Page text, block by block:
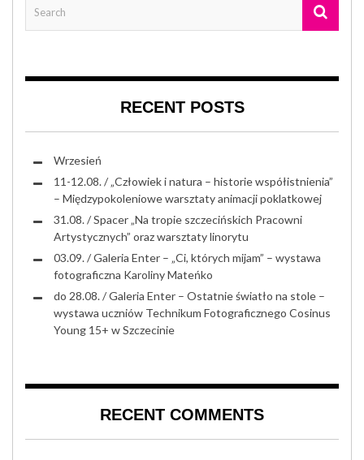
RECENT POSTS
Wrzesień
11-12.08. / „Człowiek i natura – historie współistnienia”
– Międzypokoleniowe warsztaty animacji poklatkowej
31.08. / Spacer „Na tropie szczecińskich Pracowni
Artystycznych” oraz warsztaty linorytu
03.09. / Galeria Enter – „Ci, których mijam” – wystawa
fotograficzna Karoliny Mateńko
do 28.08. / Galeria Enter – Ostatnie światło na stole –
wystawa uczniów Technikum Fotograficznego Cosinus
Young 15+ w Szczecinie
RECENT COMMENTS